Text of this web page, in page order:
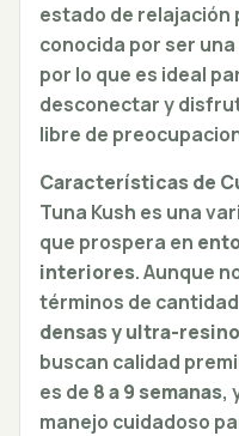
estado de relajación
conocida por ser
por lo que es ideal
desconectar y
libre de
Características de
Tuna Kush es una
que prospera en
interiores. Aunque
términos de
densas y ultra-
buscan calidad
es de 8 a 9 semanas,
manejo cuidadoso